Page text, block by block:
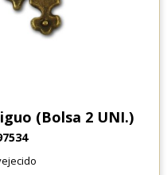
(Bolsa 2 UNI.)